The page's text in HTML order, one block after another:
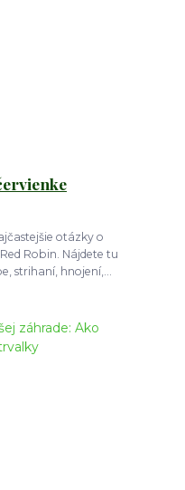
otázky o
Robin. Nájdete tu
strihaní, hnojení,...